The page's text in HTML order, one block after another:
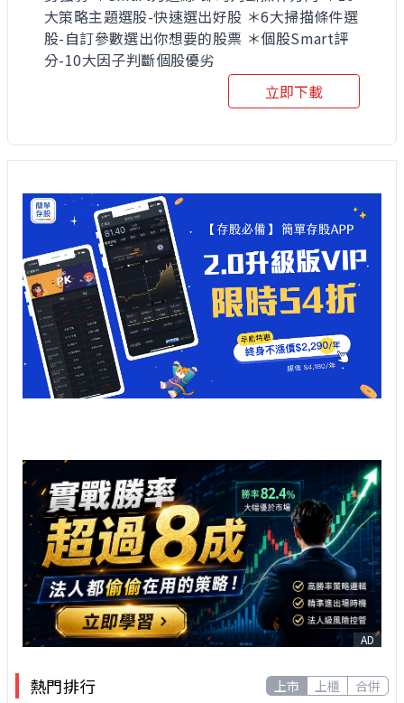
大策略主題選股-快速選出好股 ＊6大掃描條件選
股-自訂參數選出你想要的股票 ＊個股Smart評
分-10大因子判斷個股優劣
立即下載
AD
熱門排行 上市 上櫃 合併